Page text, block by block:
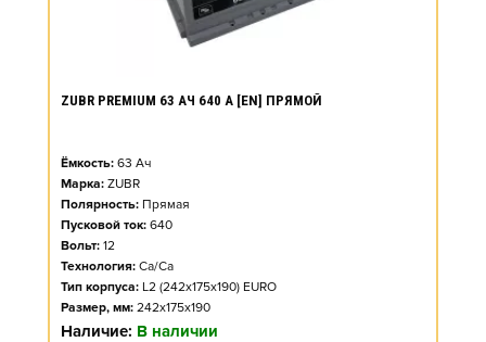
ZUBR PREMIUM 63 АЧ 640 А [EN] ПРЯМОЙ
Ёмкость: 63 Ач
Марка: ZUBR
Полярность: Прямая
Пусковой ток: 640
Вольт: 12
Технология: Ca/Ca
Тип корпуса: L2 (242x175x190) EURO
Размер, мм: 242x175x190
Наличие: В наличии